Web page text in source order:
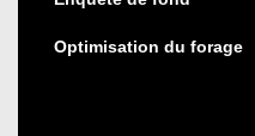
Optimisation du forage